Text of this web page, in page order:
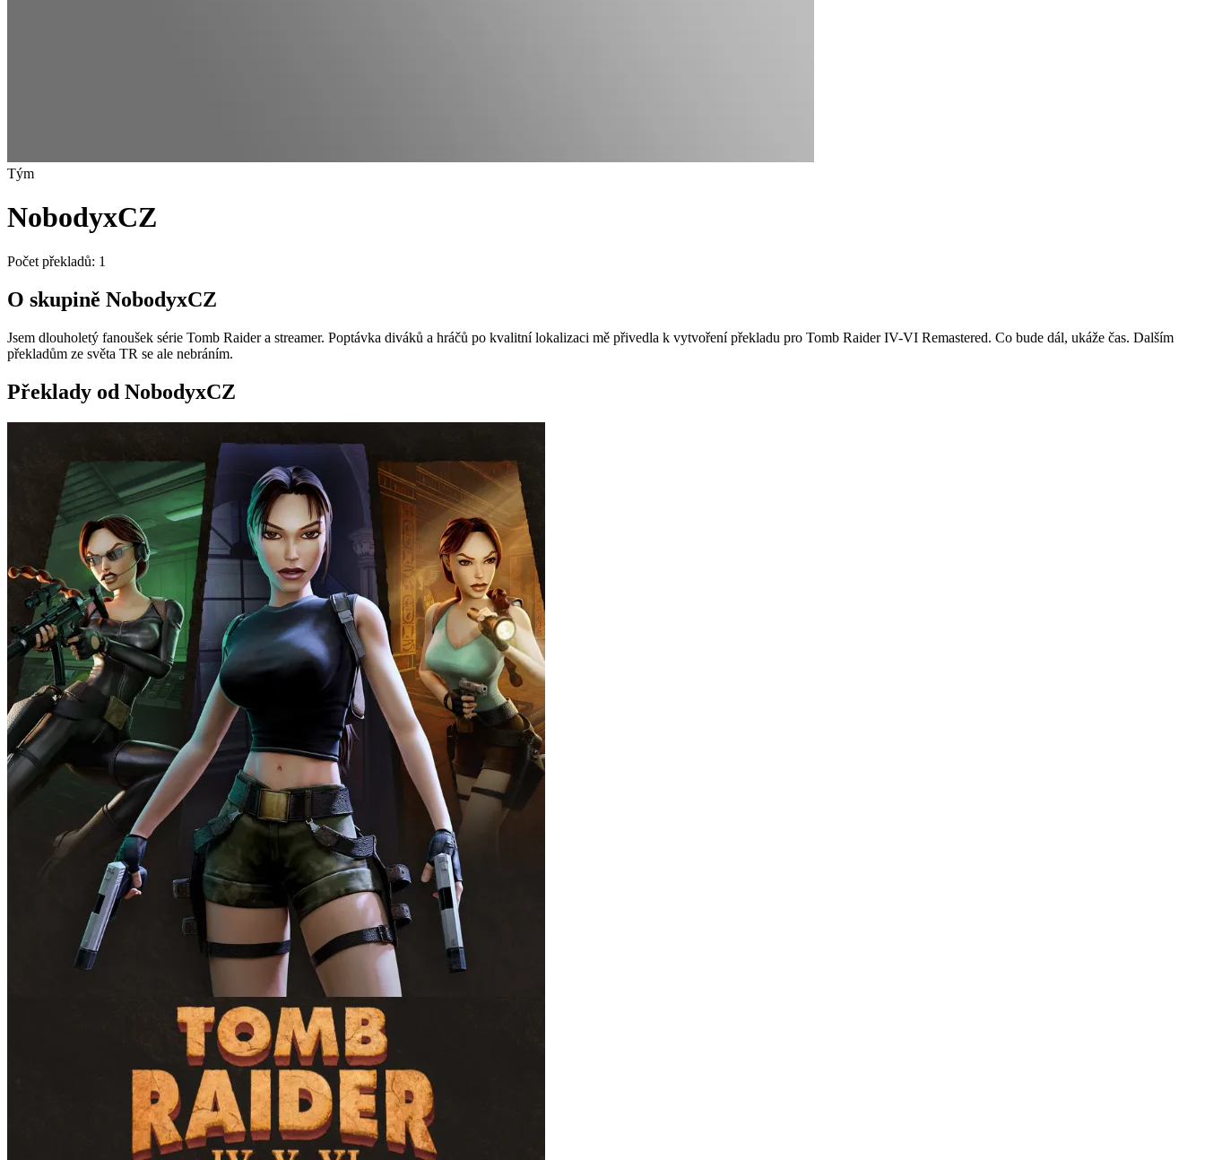
Tým
NobodyxCZ
Počet překladů: 1
O skupině NobodyxCZ
Jsem dlouholetý fanoušek série Tomb Raider a streamer. Poptávka diváků a hráčů po kvalitní lokalizaci mě přivedla k vytvoření překladu pro Tomb Raider IV-VI Remastered. Co bude dál, ukáže čas. Dalším
překladům ze světa TR se ale nebráním.
Překlady od NobodyxCZ